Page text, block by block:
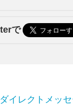
で
イレクトメッ